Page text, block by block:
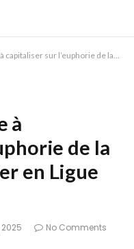
de la coupe contre l’Inter en Ligue des champions
à
de la
en Ligue
No Comments